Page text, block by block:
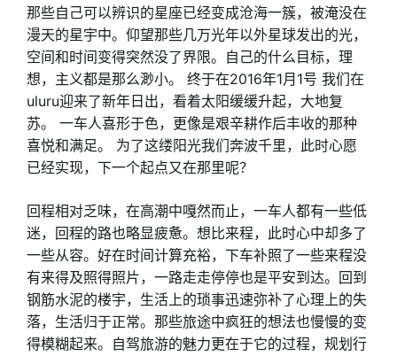
那些自己可以辨识的星座已经变成沧海一簇，被淹没在
漫天的星宇中。仰望那些几万光年以外星球发出的光，
空间和时间变得突然没了界限。自己的什么目标，理
想，主义都是那么渺小。 终于在2016年1月1号 我们在
uluru迎来了新年日出，看着太阳缓缓升起，大地复
苏。 一车人喜形于色，更像是艰辛耕作后丰收的那种
喜悦和满足。 为了这缕阳光我们奔波千里，此时心愿
已经实现，下一个起点又在那里呢？
回程相对乏味，在高潮中嘎然而止，一车人都有一些低
迷，回程的路也略显疲惫。想比来程，此时心中却多了
一些从容。好在时间计算充裕，下车补照了一些来程没
有来得及照得照片，一路走走停停也是平安到达。回到
钢筋水泥的楼宇，生活上的琐事迅速弥补了心理上的失
落，生活归于正常。那些旅途中疯狂的想法也慢慢的变
得模糊起来。自驾旅游的魅力更在于它的过程，规划行